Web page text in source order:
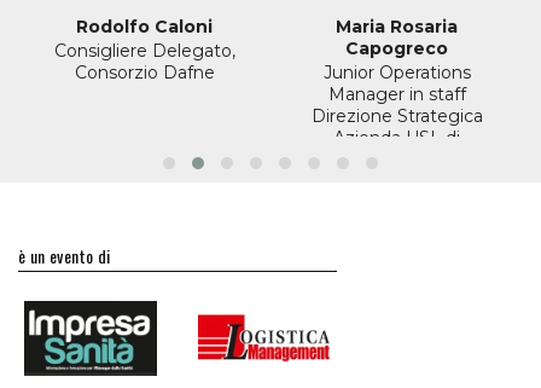
Rodolfo Caloni
Consigliere Delegato,
Consorzio Dafne
Maria Rosaria
Capogreco
Junior Operations
Manager in staff
Direzione Strategica
Azienda USL di
Modena
è un evento di